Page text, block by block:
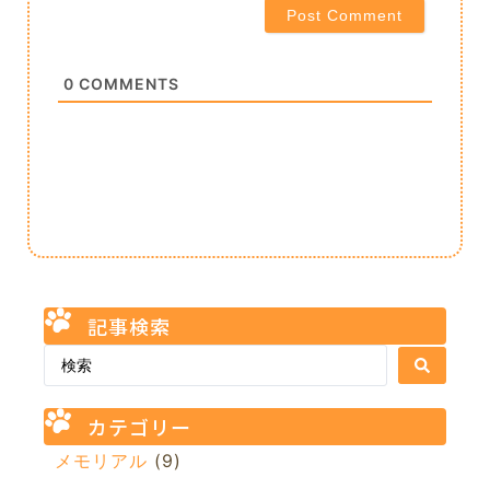
0 COMMENTS
記事検索
カテゴリー
メモリアル (9)